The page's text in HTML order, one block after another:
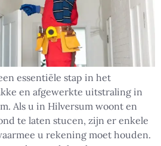
essentiële stap in het
en afgewerkte uitstraling in
Als u in Hilversum woont en
te laten stucen, zijn er enkele
u rekening moet houden.